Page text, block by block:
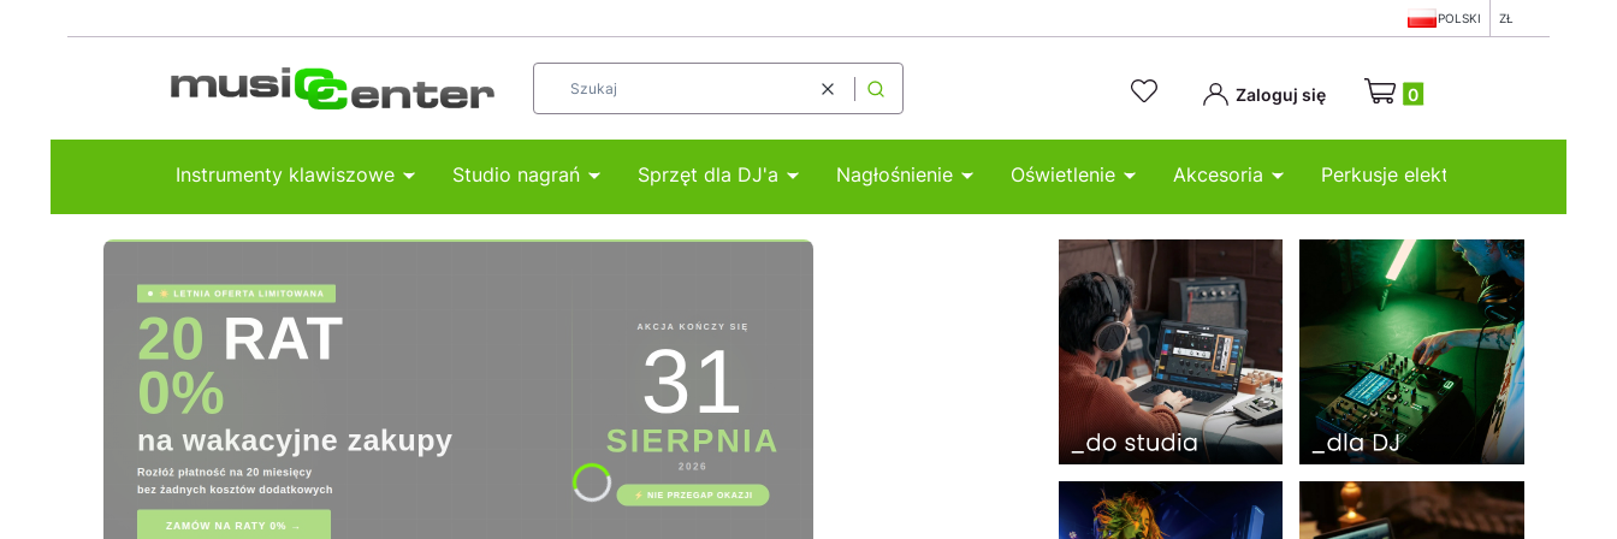
POLSKI ZŁ
WyczyśćSzukaj Zaloguj się Produkty w koszyku: 0. Zobacz
Instrumenty klawiszowe Studio nagrań Sprzęt dla DJ'a Nagłośnienie Oświetlenie Akcesoria Perkusje elektroniczne